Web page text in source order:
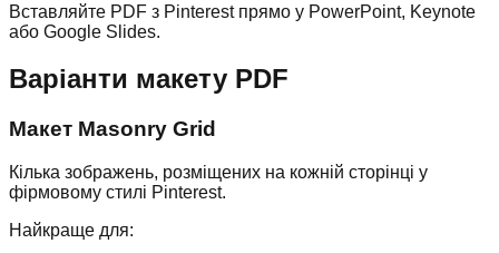
Вставляйте PDF з Pinterest прямо у PowerPoint, Keynote
або Google Slides.
Варіанти макету PDF
Макет Masonry Grid
Кілька зображень, розміщених на кожній сторінці у
фірмовому стилі Pinterest.
Найкраще для: